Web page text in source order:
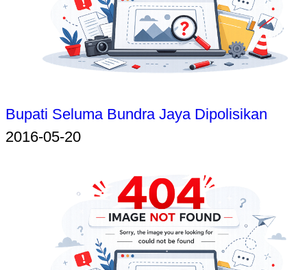
Bupati Seluma Bundra Jaya Dipolisikan
2016-05-20